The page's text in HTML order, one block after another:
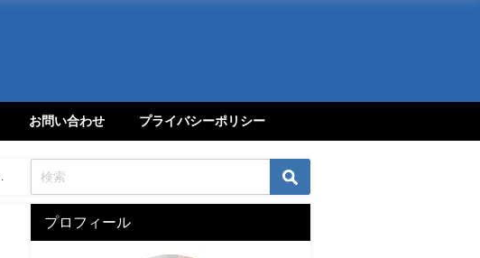
お問い合わせ プライバシーポリシー
プロフィール